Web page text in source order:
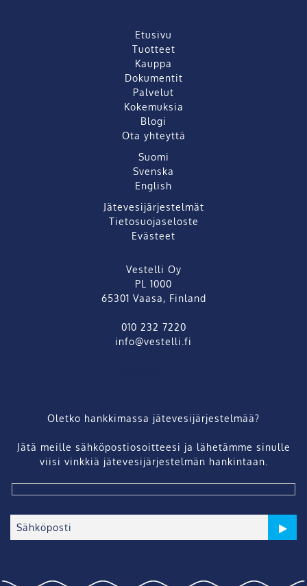
Etusivu
Tuotteet
Kauppa
Dokumentit
Palvelut
Kokemuksia
Blogi
Ota yhteyttä
Suomi
Svenska
English
Jätevesijärjestelmät
Tietosuojaseloste
Evästeet
Vestelli Oy
PL 1000
65301 Vaasa, Finland
010 232 7220
info@vestelli.fi
Oletko hankkimassa jätevesijärjestelmää?
Jätä meille sähköpostiosoitteesi ja lähetämme sinulle
viisi vinkkiä jätevesijärjestelmän hankintaan.